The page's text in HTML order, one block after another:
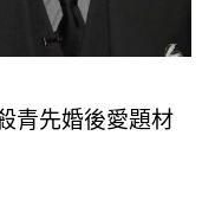
青先婚後愛題材